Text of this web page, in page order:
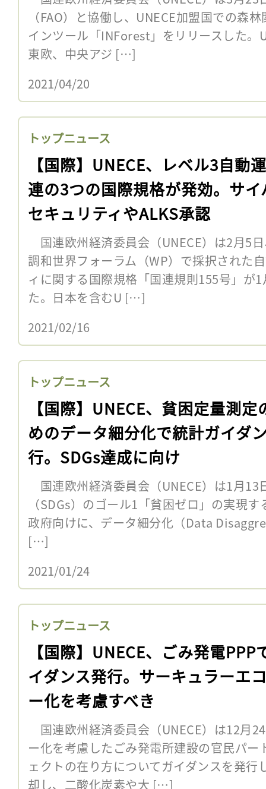
（FAO）と協働し、UNECE加盟国での森
インツール「INForest」をリリースした。
東欧、中央アジ […]
2021/04/20
トップニュース
【国際】UNECE、レベル3自動
連の3つの国際規格が発効。サイ
セキュリティやALKS承認
国連欧州経済委員会（UNECE）は2月5
調和世界フォーラム（WP）で採択された
ィに関する国際規格「国連規則155号」が
た。日本を含むU […]
2021/02/16
トップニュース
【国際】UNECE、貧困定量測定
めのデータ細分化で統計ガイダ
行。SDGs達成に向け
国連欧州経済委員会（UNECE）は1月13
（SDGs）のゴール1「貧困ゼロ」の実現
政府向けに、データ細分化（Data
[…]
2021/01/24
トップニュース
【国際】UNECE、ごみ発電PPP
イダンス発行。サーキュラーエ
ー化を考慮すべき
国連欧州経済委員会（UNECE）は12月
ー化を考慮したごみ発電所建設の官民パ
ェクトの在り方についてガイダンスを発行
却し、二酸化炭素や大 […]